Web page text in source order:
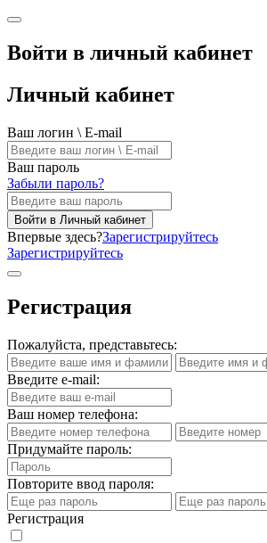
Войти в личный кабинет
Личный кабинет
Ваш логин \ E-mail
Ваш пароль
Забыли пароль?
Войти в Личный кабинет
Впервые здесь?Зарегистрируйтесь
Зарегистрируйтесь
Регистрация
Пожалуйста, представьтесь:
Введите e-mail:
Ваш номер телефона:
Придумайте пароль:
Повторите ввод пароля:
Регистрация